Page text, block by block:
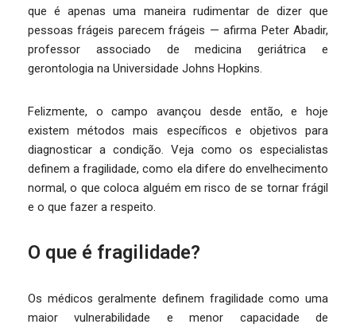
que é apenas uma maneira rudimentar de dizer que
pessoas frágeis parecem frágeis — afirma Peter Abadir,
professor associado de medicina geriátrica e
gerontologia na Universidade Johns Hopkins.
Felizmente, o campo avançou desde então, e hoje
existem métodos mais específicos e objetivos para
diagnosticar a condição. Veja como os especialistas
definem a fragilidade, como ela difere do envelhecimento
normal, o que coloca alguém em risco de se tornar frágil
e o que fazer a respeito.
O que é fragilidade?
Os médicos geralmente definem fragilidade como uma
maior vulnerabilidade e menor capacidade de